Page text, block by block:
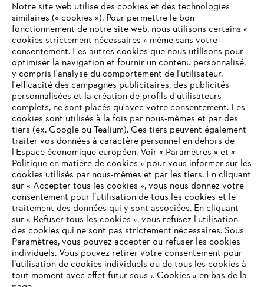
L'Entreprise
STIHL FAQ
Contact
Politique de protection des données
Mentions légales Utilisation des cookies
VOTRE NAVIGATEUR INTERNET
N'EST PLUS PRIS EN CHARGE
Vous utilisez un navigateur Internet que nous ne prenons plus
en charge, et certaines fonctionnalités de notre site ne
peuvent fonctionner correctement. Pour une utilisation
Notre site web utilise des cookies et des technologies
similaires (« cookies »). Pour permettre le bon
fonctionnement de notre site web, nous utilisons certains «
cookies strictement nécessaires » même sans votre
consentement. Les autres cookies que nous utilisons pour
optimiser la navigation et fournir un contenu personnalisé,
y compris l'analyse du comportement de l'utilisateur,
l'efficacité des campagnes publicitaires, des publicités
personnalisées et la création de profils d'utilisateurs
complets, ne sont placés qu'avec votre consentement. Les
cookies sont utilisés à la fois par nous-mêmes et par des
tiers (ex. Google ou Tealium). Ces tiers peuvent également
traiter vos données à caractère personnel en dehors de
l’Espace économique européen. Voir « Paramètres » et «
Politique en matière de cookies » pour vous informer sur les
cookies utilisés par nous-mêmes et par les tiers. En cliquant
sur « Accepter tous les cookies », vous nous donnez votre
consentement pour l’utilisation de tous les cookies et le
traitement des données qui y sont associées. En cliquant
sur « Refuser tous les cookies », vous refusez l'utilisation
des cookies qui ne sont pas strictement nécessaires. Sous
Paramètres, vous pouvez accepter ou refuser les cookies
individuels. Vous pouvez retirer votre consentement pour
l’utilisation de cookies individuels ou de tous les cookies à
tout moment avec effet futur sous « Cookies » en bas de la